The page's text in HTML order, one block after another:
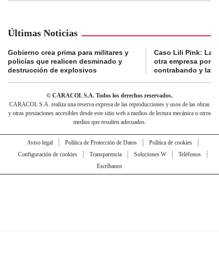
Últimas Noticias
Gobierno crea prima para militares y
policías que realicen desminado y
destrucción de explosivos
Caso Lili Pink: La
otra empresa por
contrabando y
© CARACOL S.A. Todos los derechos reservados.
CARACOL S.A. realiza una reserva expresa de las reproducciones y usos de las obras
y otras prestaciones accesibles desde este sitio web a medios de lectura mecánica u otros
medios que resulten adecuados.
Aviso legal Política de Protección de Datos
Política de cookies
Configuración de cookies
Transparencia Soluciones W
Teléfonos
Escríbanos